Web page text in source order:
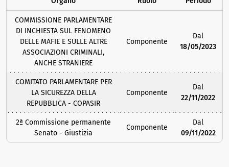
COMMISSIONE PARLAMENTARE
DI INCHIESTA SUL FENOMENO
DELLE MAFIE E SULLE ALTRE
ASSOCIAZIONI CRIMINALI,
ANCHE STRANIERE
Componente
Dal
18/05/2023
COMITATO PARLAMENTARE PER
LA SICUREZZA DELLA
REPUBBLICA - COPASIR
Componente
Dal
22/11/2022
2ª Commissione permanente
Senato - Giustizia
Componente
Dal
09/11/2022